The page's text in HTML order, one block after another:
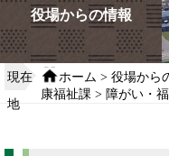
役場からの情報
現在
地
ホーム > 役場から
康福祉課 > 障がい・